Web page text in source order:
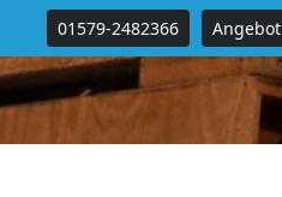
01579-2482366 Angebot